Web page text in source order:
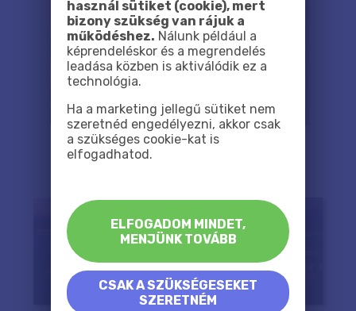
használ sütiket (cookie), mert
bizony szükség van rájuk a
működéshez. Nálunk például a
képrendeléskor és a megrendelés
leadása közben is aktiválódik ez a
technológia.
Ha a marketing jellegű sütiket nem
szeretnéd engedélyezni, akkor csak
a szükséges cookie-kat is
elfogadhatod.
ELFOGADOM MINDET,
MENJÜNK TOVÁBB
CSAK A SZÜKSÉGESEKET
SZERETNÉM